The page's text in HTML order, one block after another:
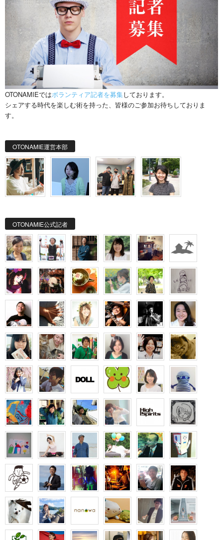
OTONAMIEではボランティア記者を募集しております。
シェアする時代を楽しむ術を持った、皆様のご参加お待ちしておりま
す。
OTONAMIE運営本部
OTONAMIE公式記者